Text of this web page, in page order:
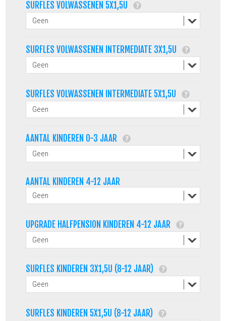
SURFLES VOLWASSENEN 5X1,5U
SURFLES VOLWASSENEN INTERMEDIATE 3X1,5U
SURFLES VOLWASSENEN INTERMEDIATE 5X1,5U
AANTAL KINDEREN 0-3 JAAR
AANTAL KINDEREN 4-12 JAAR
UPGRADE HALFPENSION KINDEREN 4-12 JAAR
SURFLES KINDEREN 3X1,5U (8-12 JAAR)
SURFLES KINDEREN 5X1,5U (8-12 JAAR)